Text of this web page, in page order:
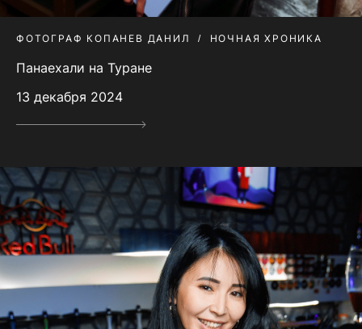
ФОТОГРАФ КОПАНЕВ ДАНИЛ НОЧНАЯ ХРОНИКА
Панаехали на Туране
13 декабря 2024